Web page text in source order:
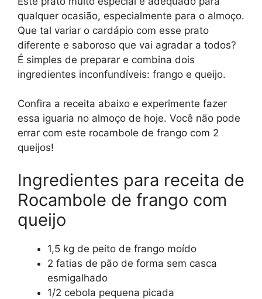
qualquer ocasião, especialmente para o almoço.
Que tal variar o cardápio com esse prato
diferente e saboroso que vai agradar a todos?
É simples de preparar e combina dois
ingredientes inconfundíveis: frango e queijo.
Confira a receita abaixo e experimente fazer
essa iguaria no almoço de hoje. Você não pode
errar com este rocambole de frango com 2
queijos!
Ingredientes para receita de
Rocambole de frango com
queijo
1,5 kg de peito de frango moído
2 fatias de pão de forma sem casca
esmigalhado
1/2 cebola pequena picada